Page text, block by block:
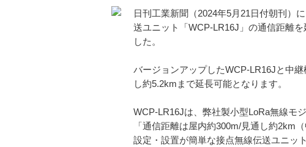
日刊工業新聞（2024年5月21日付朝刊）
送ユニット「WCP-LR16J」の通信距離
した。
バージョンアップしたWCP-LR16Jと中
し約5.2kmまで延長可能となります。
WCP-LR16Jは、弊社製小型LoRa無線モ
「通信距離は屋内約300m/見通し約2km
設定・設置が簡単な接点無線伝送ユニット